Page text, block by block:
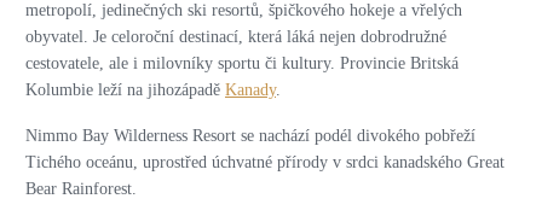
metropolí, jedinečných ski resortů, špičkového hokeje a vřelých
obyvatel. Je celoroční destinací, která láká nejen dobrodružné
cestovatele, ale i milovníky sportu či kultury. Provincie Britská
Kolumbie leží na jihozápadě Kanady.
Nimmo Bay Wilderness Resort se nachází podél divokého pobřeží
Tichého oceánu, uprostřed úchvatné přírody v srdci kanadského Great
Bear Rainforest.